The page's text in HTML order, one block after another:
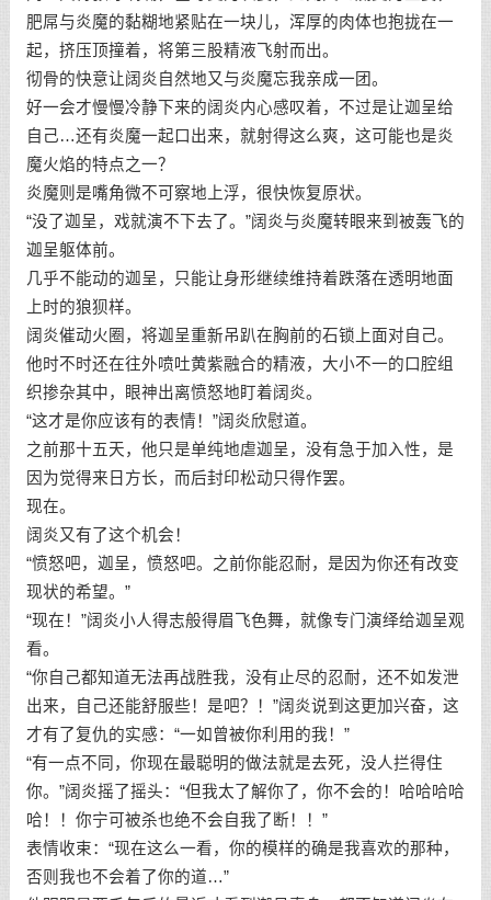
肥屌与炎魔的黏糊地紧贴在一块儿，浑厚的肉体也抱拢在一
起，挤压顶撞着，将第三股精液飞射而出。
彻骨的快意让阔炎自然地又与炎魔忘我亲成一团。
好一会才慢慢冷静下来的阔炎内心感叹着，不过是让迦呈给
自己…还有炎魔一起口出来，就射得这么爽，这可能也是炎
魔火焰的特点之一？
炎魔则是嘴角微不可察地上浮，很快恢复原状。
“没了迦呈，戏就演不下去了。”阔炎与炎魔转眼来到被轰飞的
迦呈躯体前。
几乎不能动的迦呈，只能让身形继续维持着跌落在透明地面
上时的狼狈样。
阔炎催动火圈，将迦呈重新吊趴在胸前的石锁上面对自己。
他时不时还在往外喷吐黄紫融合的精液，大小不一的口腔组
织掺杂其中，眼神出离愤怒地盯着阔炎。
“这才是你应该有的表情！”阔炎欣慰道。
之前那十五天，他只是单纯地虐迦呈，没有急于加入性，是
因为觉得来日方长，而后封印松动只得作罢。
现在。
阔炎又有了这个机会！
“愤怒吧，迦呈，愤怒吧。之前你能忍耐，是因为你还有改变
现状的希望。”
“现在！”阔炎小人得志般得眉飞色舞，就像专门演绎给迦呈观
看。
“你自己都知道无法再战胜我，没有止尽的忍耐，还不如发泄
出来，自己还能舒服些！是吧？！”阔炎说到这更加兴奋，这
才有了复仇的实感：“一如曾被你利用的我！”
“有一点不同，你现在最聪明的做法就是去死，没人拦得住
你。”阔炎摇了摇头：“但我太了解你了，你不会的！哈哈哈哈
哈！！你宁可被杀也绝不会自我了断！！”
表情收束：“现在这么一看，你的模样的确是我喜欢的那种，
否则我也不会着了你的道…”